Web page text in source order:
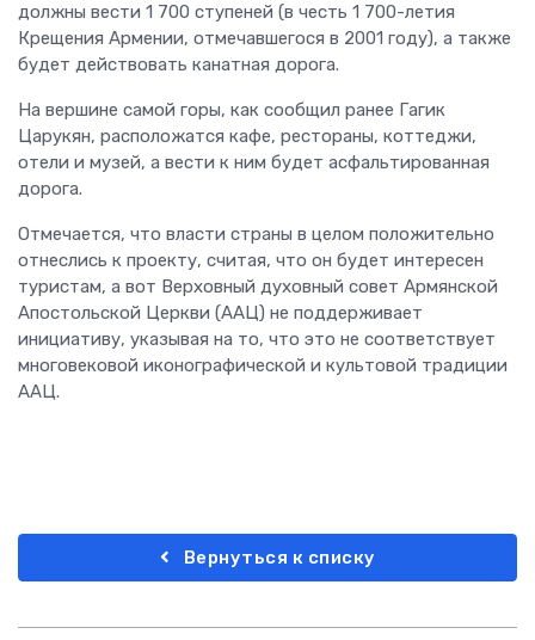
должны вести 1 700 ступеней (в честь 1 700-летия
Крещения Армении, отмечавшегося в 2001 году), а также
будет действовать канатная дорога.
На вершине самой горы, как сообщил ранее Гагик
Царукян, расположатся кафе, рестораны, коттеджи,
отели и музей, а вести к ним будет асфальтированная
дорога.
Отмечается, что власти страны в целом положительно
отнеслись к проекту, считая, что он будет интересен
туристам, а вот Верховный духовный совет Армянской
Апостольской Церкви (ААЦ) не поддерживает
инициативу, указывая на то, что это не соответствует
многовековой иконографической и культовой традиции
ААЦ.
Вернуться к списку